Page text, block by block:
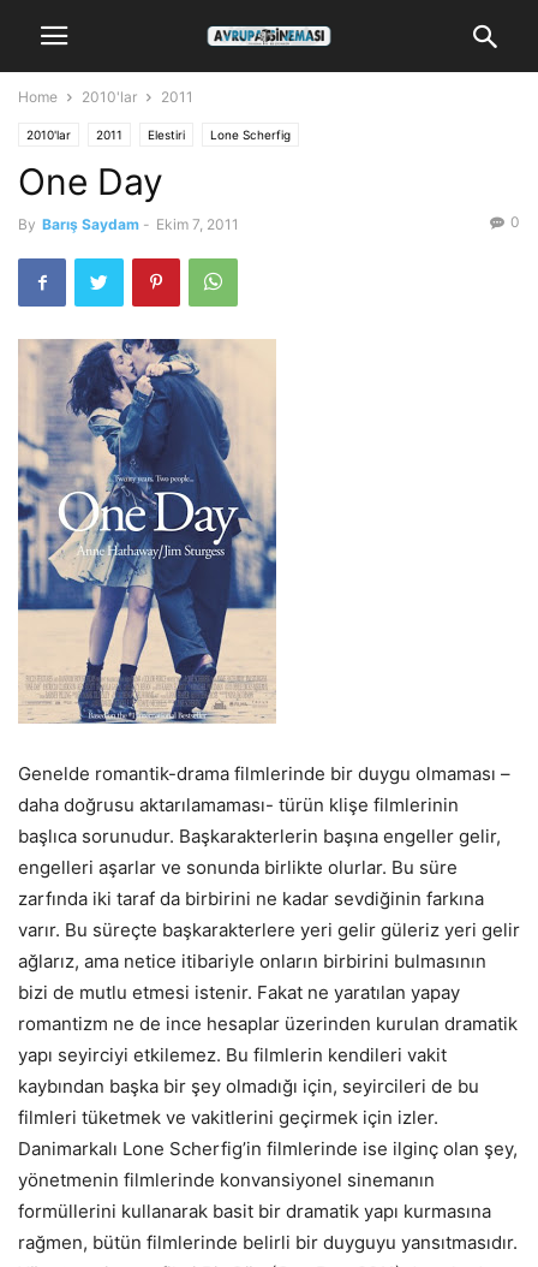
Home 2010'lar 2011
2010'lar 2011 Elestiri Lone Scherfig
One Day
By Barış Saydam - Ekim 7, 2011 0
Genelde romantik-drama filmlerinde bir duygu olmaması –
daha doğrusu aktarılamaması- türün klişe filmlerinin
başlıca sorunudur. Başkarakterlerin başına engeller gelir,
engelleri aşarlar ve sonunda birlikte olurlar. Bu süre
zarfında iki taraf da birbirini ne kadar sevdiğinin farkına
varır. Bu süreçte başkarakterlere yeri gelir güleriz yeri gelir
ağlarız, ama netice itibariyle onların birbirini bulmasının
bizi de mutlu etmesi istenir. Fakat ne yaratılan yapay
romantizm ne de ince hesaplar üzerinden kurulan dramatik
yapı seyirciyi etkilemez. Bu filmlerin kendileri vakit
kaybından başka bir şey olmadığı için, seyircileri de bu
filmleri tüketmek ve vakitlerini geçirmek için izler.
Danimarkalı Lone Scherfig’in filmlerinde ise ilginç olan şey,
yönetmenin filmlerinde konvansiyonel sinemanın
formüllerini kullanarak basit bir dramatik yapı kurmasına
rağmen, bütün filmlerinde belirli bir duyguyu yansıtmasıdır.